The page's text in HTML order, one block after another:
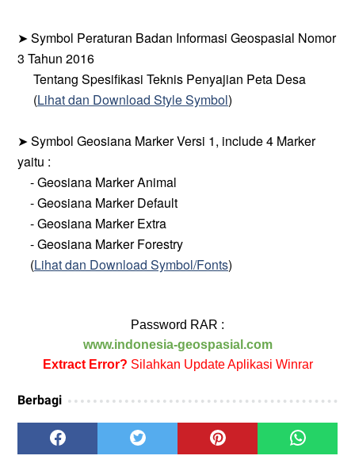
➤ Symbol Peraturan Badan Informasi Geospasial Nomor
3 Tahun 2016
Tentang Spesifikasi Teknis Penyajian Peta Desa
(Lihat dan Download Style Symbol)
➤ Symbol Geosiana Marker Versi 1, include 4 Marker
yaitu :
- Geosiana Marker Animal
- Geosiana Marker Default
- Geosiana Marker Extra
- Geosiana Marker Forestry
(Lihat dan Download Symbol/Fonts)
Password RAR :
www.indonesia-geospasial.com
Extract Error? Silahkan Update Aplikasi Winrar
Berbagi